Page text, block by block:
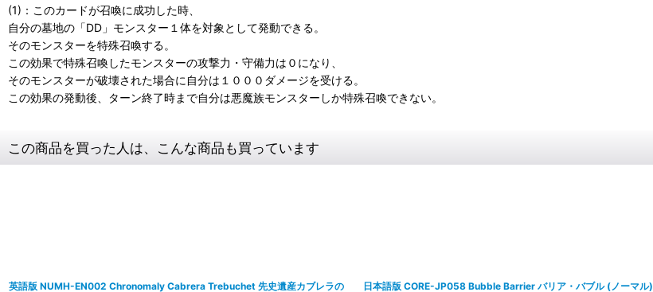
(1)：このカードが召喚に成功した時、
自分の墓地の「DD」モンスター１体を対象として発動できる。
そのモンスターを特殊召喚する。
この効果で特殊召喚したモンスターの攻撃力・守備力は０になり、
そのモンスターが破壊された場合に自分は１０００ダメージを受ける。
この効果の発動後、ターン終了時まで自分は悪魔族モンスターしか特殊召喚できない。
この商品を買った人は、こんな商品も買っています
英語版 NUMH-EN002 Chronomaly Cabrera Trebuchet 先史遺産カブレラの
日本語版 CORE-JP058 Bubble Barrier バリア・バブル (ノーマル)